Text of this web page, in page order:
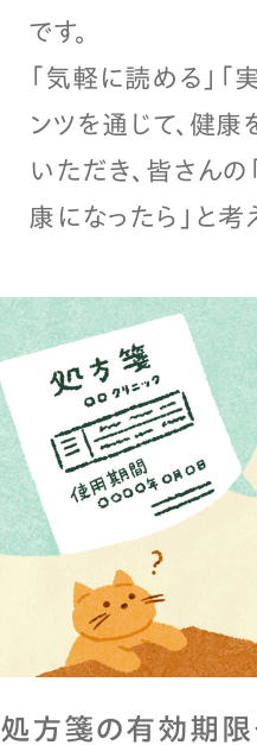
です。
「気軽に読める」「
ンツを通じて、健
いただき、皆さんの
康になったら」と考
処方箋の有効期限